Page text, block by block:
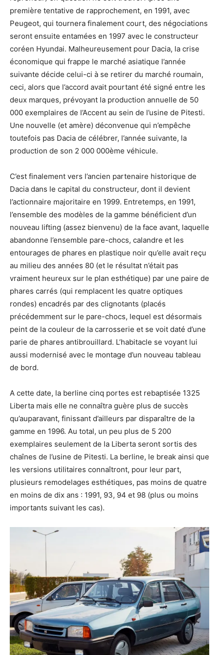
première tentative de rapprochement, en 1991, avec
Peugeot, qui tournera finalement court, des négociations
seront ensuite entamées en 1997 avec le constructeur
coréen Hyundai. Malheureusement pour Dacia, la crise
économique qui frappe le marché asiatique l’année
suivante décide celui-ci à se retirer du marché roumain,
ceci, alors que l’accord avait pourtant été signé entre les
deux marques, prévoyant la production annuelle de 50
000 exemplaires de l’Accent au sein de l’usine de Pitesti.
Une nouvelle (et amère) déconvenue qui n’empêche
toutefois pas Dacia de célébrer, l’année suivante, la
production de son 2 000 000ème véhicule.
C’est finalement vers l’ancien partenaire historique de
Dacia dans le capital du constructeur, dont il devient
l’actionnaire majoritaire en 1999. Entretemps, en 1991,
l’ensemble des modèles de la gamme bénéficient d’un
nouveau lifting (assez bienvenu) de la face avant, laquelle
abandonne l’ensemble pare-chocs, calandre et les
entourages de phares en plastique noir qu’elle avait reçu
au milieu des années 80 (et le résultat n’était pas
vraiment heureux sur le plan esthétique) par une paire de
phares carrés (qui remplacent les quatre optiques
rondes) encadrés par des clignotants (placés
précédemment sur le pare-chocs, lequel est désormais
peint de la couleur de la carrosserie et se voit daté d’une
parie de phares antibrouillard. L’habitacle se voyant lui
aussi modernisé avec le montage d’un nouveau tableau
de bord.
A cette date, la berline cinq portes est rebaptisée 1325
Liberta mais elle ne connaîtra guère plus de succès
qu’auparavant, finissant d’ailleurs par disparaître de la
gamme en 1996. Au total, un peu plus de 5 200
exemplaires seulement de la Liberta seront sortis des
chaînes de l’usine de Pitesti. La berline, le break ainsi que
les versions utilitaires connaîtront, pour leur part,
plusieurs remodelages esthétiques, pas moins de quatre
en moins de dix ans : 1991, 93, 94 et 98 (plus ou moins
importants suivant les cas).